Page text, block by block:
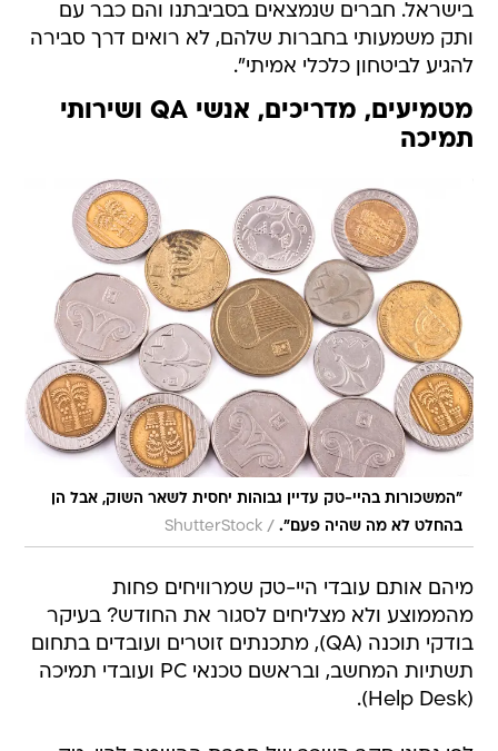
בישראל. חברים שנמצאים בסביבתנו והם כבר עם
ותק משמעותי בחברות שלהם, לא רואים דרך סבירה
להגיע לביטחון כלכלי אמיתי".
מטמיעים, מדריכים, אנשי QA ושירותי
תמיכה
"המשכורות בהיי-טק עדיין גבוהות יחסית לשאר השוק, אבל הן
בהחלט לא מה שהיה פעם". /
ShutterStock
מיהם אותם עובדי היי-טק שמרוויחים פחות
מהממוצע ולא מצליחים לסגור את החודש? בעיקר
בודקי תוכנה (QA), מתכנתים זוטרים ועובדים בתחום
תשתיות המחשב, ובראשם טכנאי PC ועובדי תמיכה
(Help Desk).